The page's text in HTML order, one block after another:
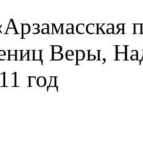
Веры,
год